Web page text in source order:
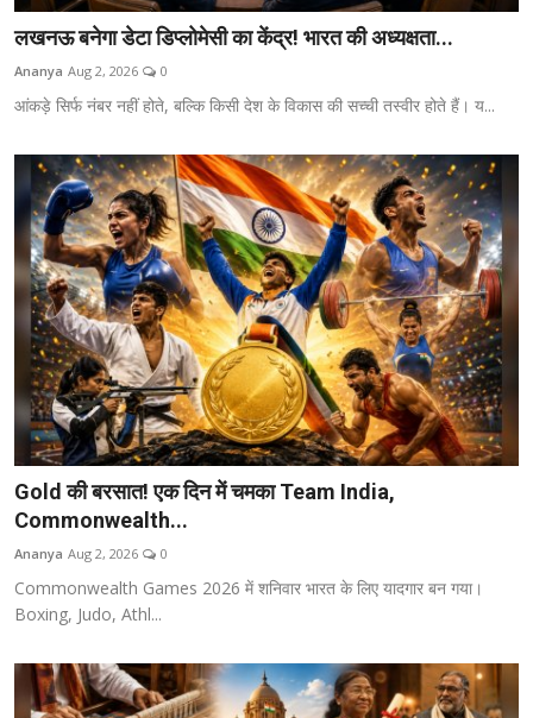
लखनऊ बनेगा डेटा डिप्लोमेसी का केंद्र! भारत की अध्यक्षता...
Ananya Aug 2, 2026 0
आंकड़े सिर्फ नंबर नहीं होते, बल्कि किसी देश के विकास की सच्ची तस्वीर होते हैं। य...
Gold की बरसात! एक दिन में चमका Team India,
Commonwealth...
Ananya Aug 2, 2026 0
Commonwealth Games 2026 में शनिवार भारत के लिए यादगार बन गया।
Boxing, Judo, Athl...